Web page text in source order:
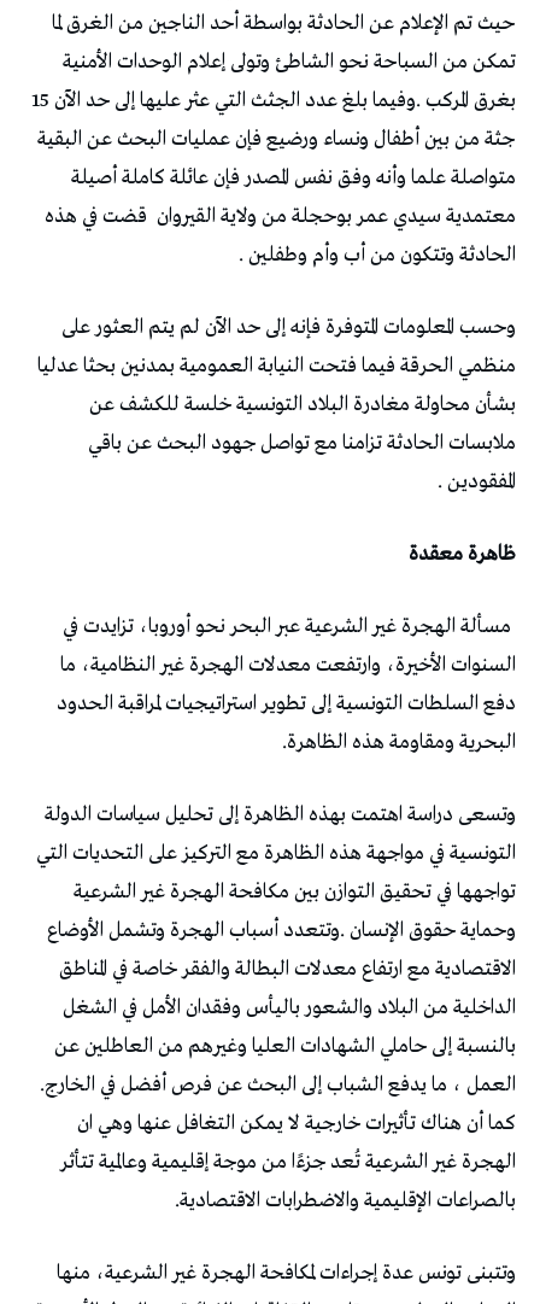
حيث تم الإعلام عن الحادثة بواسطة أحد الناجين من الغرق لما
تمكن من السباحة نحو الشاطئ وتولى إعلام الوحدات الأمنية
بغرق المركب .وفيما بلغ عدد الجثث التي عثر عليها إلى حد الآن 15
جثة من بين أطفال ونساء ورضيع فإن عمليات البحث عن البقية
متواصلة علما وأنه وفق نفس المصدر فإن عائلة كاملة أصيلة
معتمدية سيدي عمر بوحجلة من ولاية القيروان قضت في هذه
الحادثة وتتكون من أب وأم وطفلين .
وحسب المعلومات المتوفرة فإنه إلى حد الآن لم يتم العثور على
منظمي الحرقة فيما فتحت النيابة العمومية بمدنين بحثا عدليا
بشأن محاولة مغادرة البلاد التونسية خلسة للكشف عن
ملابسات الحادثة تزامنا مع تواصل جهود البحث عن باقي
المفقودين .
ظاهرة معقدة
مسألة الهجرة غير الشرعية عبر البحر نحو أوروبا، تزايدت في
السنوات الأخيرة، وارتفعت معدلات الهجرة غير النظامية، ما
دفع السلطات التونسية إلى تطوير استراتيجيات لمراقبة الحدود
البحرية ومقاومة هذه الظاهرة.
وتسعى دراسة اهتمت بهذه الظاهرة إلى تحليل سياسات الدولة
التونسية في مواجهة هذه الظاهرة مع التركيز على التحديات التي
تواجهها في تحقيق التوازن بين مكافحة الهجرة غير الشرعية
وحماية حقوق الإنسان .وتتعدد أسباب الهجرة وتشمل الأوضاع
الاقتصادية مع ارتفاع معدلات البطالة والفقر خاصة في المناطق
الداخلية من البلاد والشعور باليأس وفقدان الأمل في الشغل
بالنسبة إلى حاملي الشهادات العليا وغيرهم من العاطلين عن
العمل ، ما يدفع الشباب إلى البحث عن فرص أفضل في الخارج.
كما أن هناك تأثيرات خارجية لا يمكن التغافل عنها وهي ان
الهجرة غير الشرعية تُعد جزءًا من موجة إقليمية وعالمية تتأثر
بالصراعات الإقليمية والاضطرابات الاقتصادية.
وتتبنى تونس عدة إجراءات لمكافحة الهجرة غير الشرعية، منها